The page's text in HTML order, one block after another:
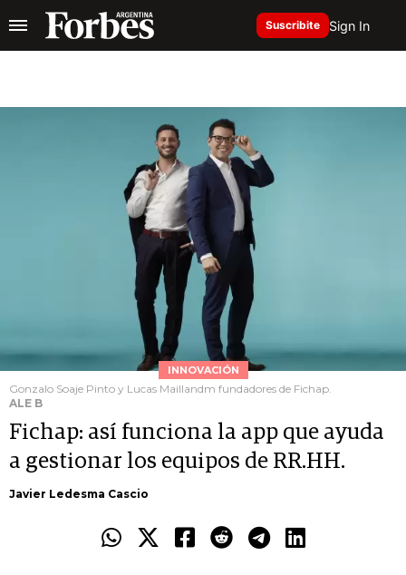
Suscribite Sign In
INNOVACIÓN
Gonzalo Soaje Pinto y Lucas Maillandm fundadores de Fichap.
ALE B
Fichap: así funciona la app que ayuda
a gestionar los equipos de RR.HH.
Javier Ledesma Cascio